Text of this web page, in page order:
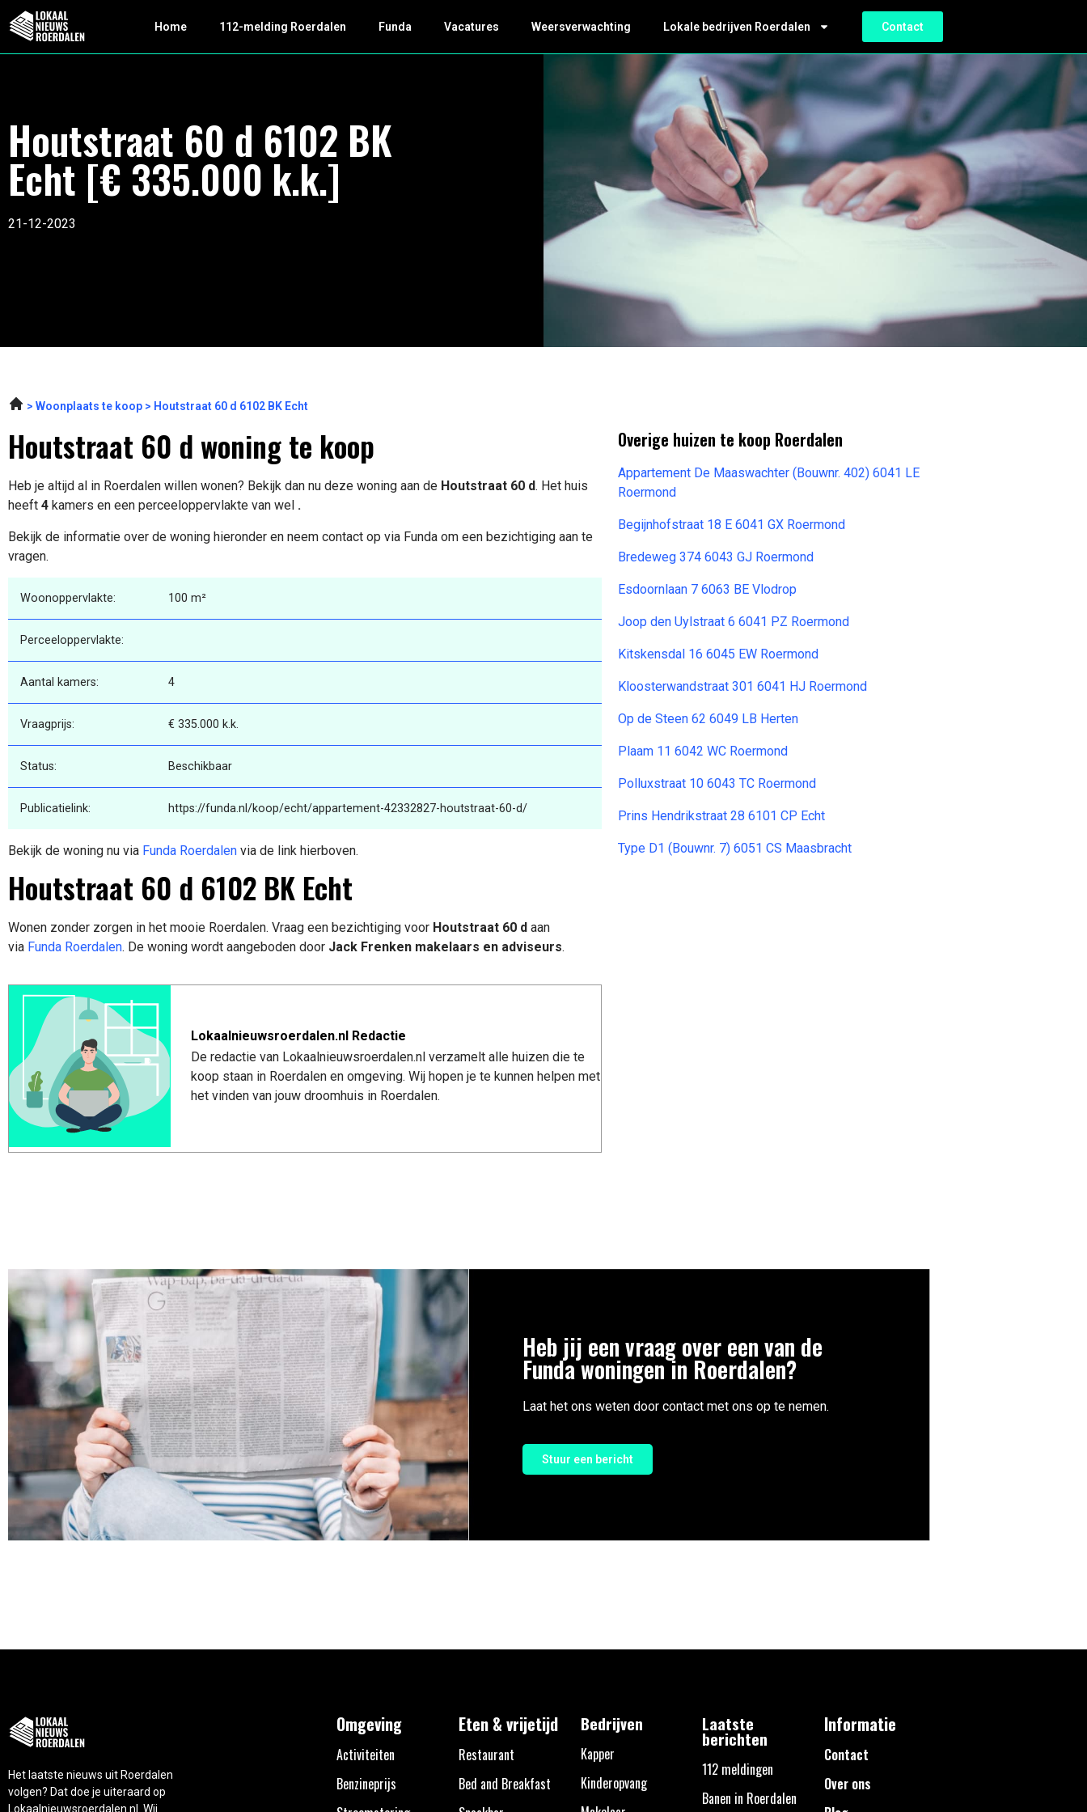
Home 112-melding Roerdalen Funda Vacatures Weersverwachting Lokale bedrijven Roerdalen Contact
Houtstraat 60 d 6102 BK
Echt [€ 335.000 k.k.]
21-12-2023
Woonplaats te koop Houtstraat 60 d 6102 BK Echt
Houtstraat 60 d woning te koop
Heb je altijd al in Roerdalen willen wonen? Bekijk dan nu deze woning aan de Houtstraat 60 d. Het huis
heeft 4 kamers en een perceeloppervlakte van wel .
Bekijk de informatie over de woning hieronder en neem contact op via Funda om een bezichtiging aan te
vragen.
Woonoppervlakte: 100 m²
Perceeloppervlakte:
Aantal kamers: 4
Vraagprijs: € 335.000 k.k.
Status: Beschikbaar
Publicatielink: https://funda.nl/koop/echt/appartement-42332827-houtstraat-60-d/
Bekijk de woning nu via Funda Roerdalen via de link hierboven.
Houtstraat 60 d 6102 BK Echt
Wonen zonder zorgen in het mooie Roerdalen. Vraag een bezichtiging voor Houtstraat 60 d aan
via Funda Roerdalen. De woning wordt aangeboden door Jack Frenken makelaars en adviseurs.
Lokaalnieuwsroerdalen.nl Redactie
De redactie van Lokaalnieuwsroerdalen.nl verzamelt alle huizen die te
koop staan in Roerdalen en omgeving. Wij hopen je te kunnen helpen met
het vinden van jouw droomhuis in Roerdalen.
Overige huizen te koop Roerdalen
Appartement De Maaswachter (Bouwnr. 402) 6041 LE
Roermond
Begijnhofstraat 18 E 6041 GX Roermond
Bredeweg 374 6043 GJ Roermond
Esdoornlaan 7 6063 BE Vlodrop
Joop den Uylstraat 6 6041 PZ Roermond
Kitskensdal 16 6045 EW Roermond
Kloosterwandstraat 301 6041 HJ Roermond
Op de Steen 62 6049 LB Herten
Plaam 11 6042 WC Roermond
Polluxstraat 10 6043 TC Roermond
Prins Hendrikstraat 28 6101 CP Echt
Type D1 (Bouwnr. 7) 6051 CS Maasbracht
Heb jij een vraag over een van de
Funda woningen in Roerdalen?
Laat het ons weten door contact met ons op te nemen.
Stuur een bericht
Het laatste nieuws uit Roerdalen
volgen? Dat doe je uiteraard op
Lokaalnieuwsroerdalen.nl. Wij
Omgeving
Activiteiten
Benzineprijs
Eten & vrijetijd
Restaurant
Bed and Breakfast
Bedrijven
Kapper
Kinderopvang
Laatste
berichten
112 meldingen
Banen in Roerdalen
Informatie
Contact
Over ons